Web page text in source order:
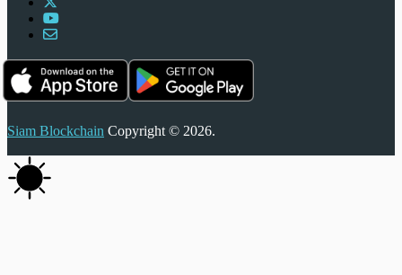
Siam Blockchain Copyright © 2026.